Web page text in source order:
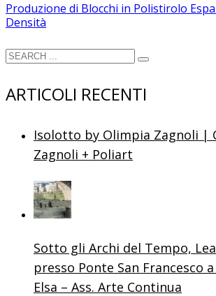
Produzione di Blocchi in Polistirolo
Densità
ARTICOLI RECENTI
Isolotto by Olimpia Zagnoli |
Zagnoli + Poliart
Sotto gli Archi del Tempo,
presso Ponte San Francesco a
Elsa – Ass. Arte Continua